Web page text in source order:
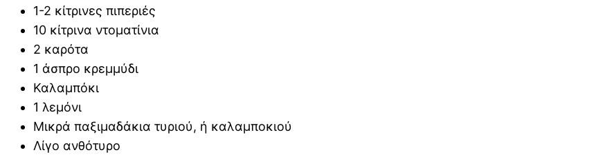
1-2 κίτρινες πιπεριές
10 κίτρινα ντοματίνια
2 καρότα
1 άσπρο κρεμμύδι
Καλαμπόκι
1 λεμόνι
Μικρά παξιμαδάκια τυριού, ή καλαμποκιού
Λίγο ανθότυρο